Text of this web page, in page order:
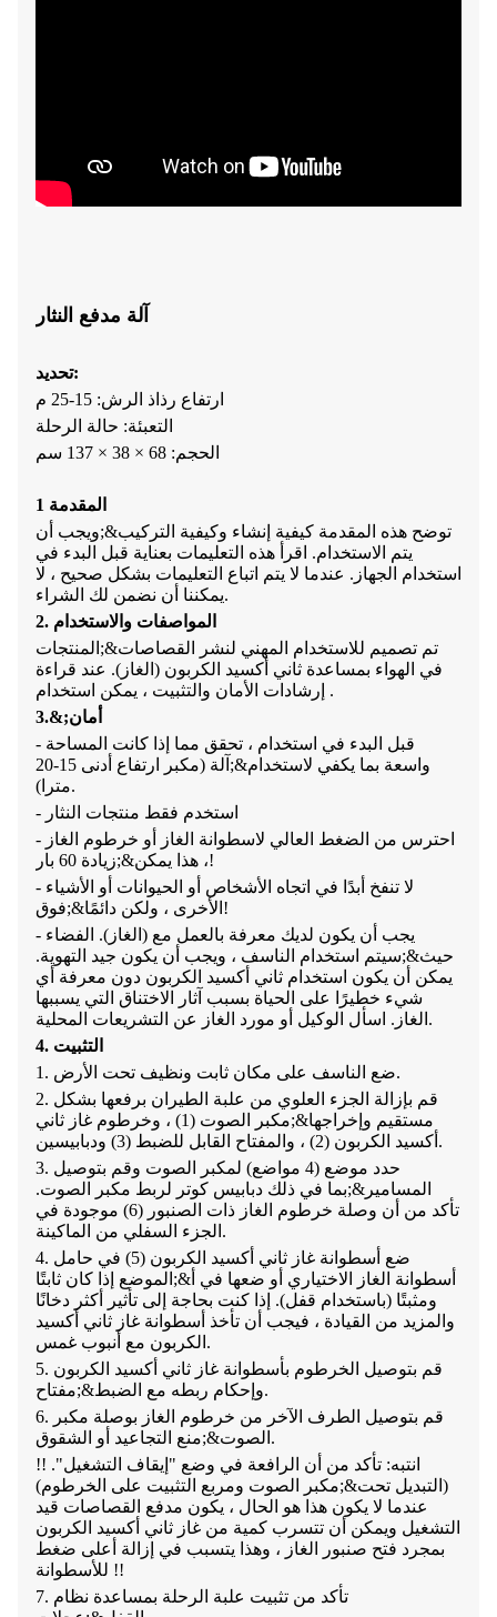
آلة مدفع النثار
تحديد:
ارتفاع رذاذ الرش: 15-25 م
التعبئة: حالة الرحلة
الحجم: 68 × 38 × 137 سم
1 المقدمة
توضح هذه المقدمة كيفية إنشاء وكيفية التركيب&;ويجب أن
يتم الاستخدام. اقرأ هذه التعليمات بعناية قبل البدء في
استخدام الجهاز. عندما لا يتم اتباع التعليمات بشكل صحيح ، لا
يمكننا أن نضمن لك الشراء.
2. المواصفات والاستخدام
تم تصميم للاستخدام المهني لنشر القصاصات&; المنتجات
في الهواء بمساعدة ثاني أكسيد الكربون (الغاز). عند قراءة
إرشادات الأمان والتثبيت ، يمكن استخدام .
3.&;أمان
- قبل البدء في استخدام ، تحقق مما إذا كانت المساحة
واسعة بما يكفي لاستخدام&;
آلة (مكبر ارتفاع أدنى 15-20
مترا).
- استخدم فقط منتجات النثار
- احترس من الضغط العالي لاسطوانة الغاز أو خرطوم الغاز
، هذا يمكن&;زيادة 60 بار!
- لا تنفخ أبدًا في اتجاه الأشخاص أو الحيوانات أو الأشياء
الأخرى ، ولكن دائمًا&; فوق!
- يجب أن يكون لديك معرفة بالعمل مع (الغاز). الفضاء
حيث&;سيتم استخدام الناسف ، ويجب أن يكون جيد التهوية.
يمكن أن يكون استخدام ثاني أكسيد الكربون دون معرفة أي
شيء خطيرًا على الحياة بسبب آثار الاختناق التي يسببها
الغاز. اسأل الوكيل أو مورد الغاز عن التشريعات المحلية.
4. التثبيت
1. ضع الناسف على مكان ثابت ونظيف تحت الأرض.
2. قم بإزالة الجزء العلوي من علبة الطيران برفعها بشكل
مستقيم وإخراجها&;
مكبر الصوت (1) ، وخرطوم غاز ثاني
أكسيد الكربون (2) ، والمفتاح القابل للضبط (3) ودبابيسين.
3. حدد موضع (4 مواضع) لمكبر الصوت وقم بتوصيل
المسامير&;بما في ذلك دبابيس كوتر لربط مكبر الصوت.
تأكد من أن وصلة خرطوم الغاز ذات الصنبور (6) موجودة في
الجزء السفلي من الماكينة.
4. ضع أسطوانة غاز ثاني أكسيد الكربون (5) في حامل
أسطوانة الغاز الاختياري أو ضعها في أ&; الموضع إذا كان ثابتًا
ومثبتًا (باستخدام قفل). إذا كنت بحاجة إلى تأثير أكثر دخانًا
والمزيد من القيادة ، فيجب أن تأخذ أسطوانة غاز ثاني أكسيد
الكربون مع أنبوب غمس.
5. قم بتوصيل الخرطوم بأسطوانة غاز ثاني أكسيد الكربون
وإحكام ربطه مع الضبط&;مفتاح.
6. قم بتوصيل الطرف الآخر من خرطوم الغاز بوصلة مكبر
الصوت&; منع التجاعيد أو الشقوق.
!! انتبه: تأكد من أن الرافعة في وضع "إيقاف التشغيل".
(التبديل تحت&;مكبر الصوت ومربع التثبيت على الخرطوم)
عندما لا يكون هذا هو الحال ، يكون مدفع القصاصات قيد
التشغيل ويمكن أن تتسرب كمية من غاز ثاني أكسيد الكربون
بمجرد فتح صنبور الغاز ، وهذا يتسبب في إزالة أعلى ضغط
للأسطوانة !!
7. تأكد من تثبيت علبة الرحلة بمساعدة نظام